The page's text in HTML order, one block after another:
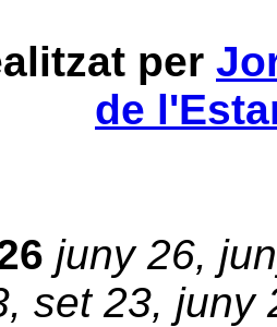
per
de
juny 26,
set 23, juny